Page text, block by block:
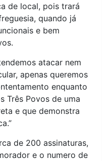
de local, pois trará
quando já
e bem
atacar nem
apenas queremos
enquanto
Três Povos de uma
e que demonstra
de 200 assinaturas,
e o numero de